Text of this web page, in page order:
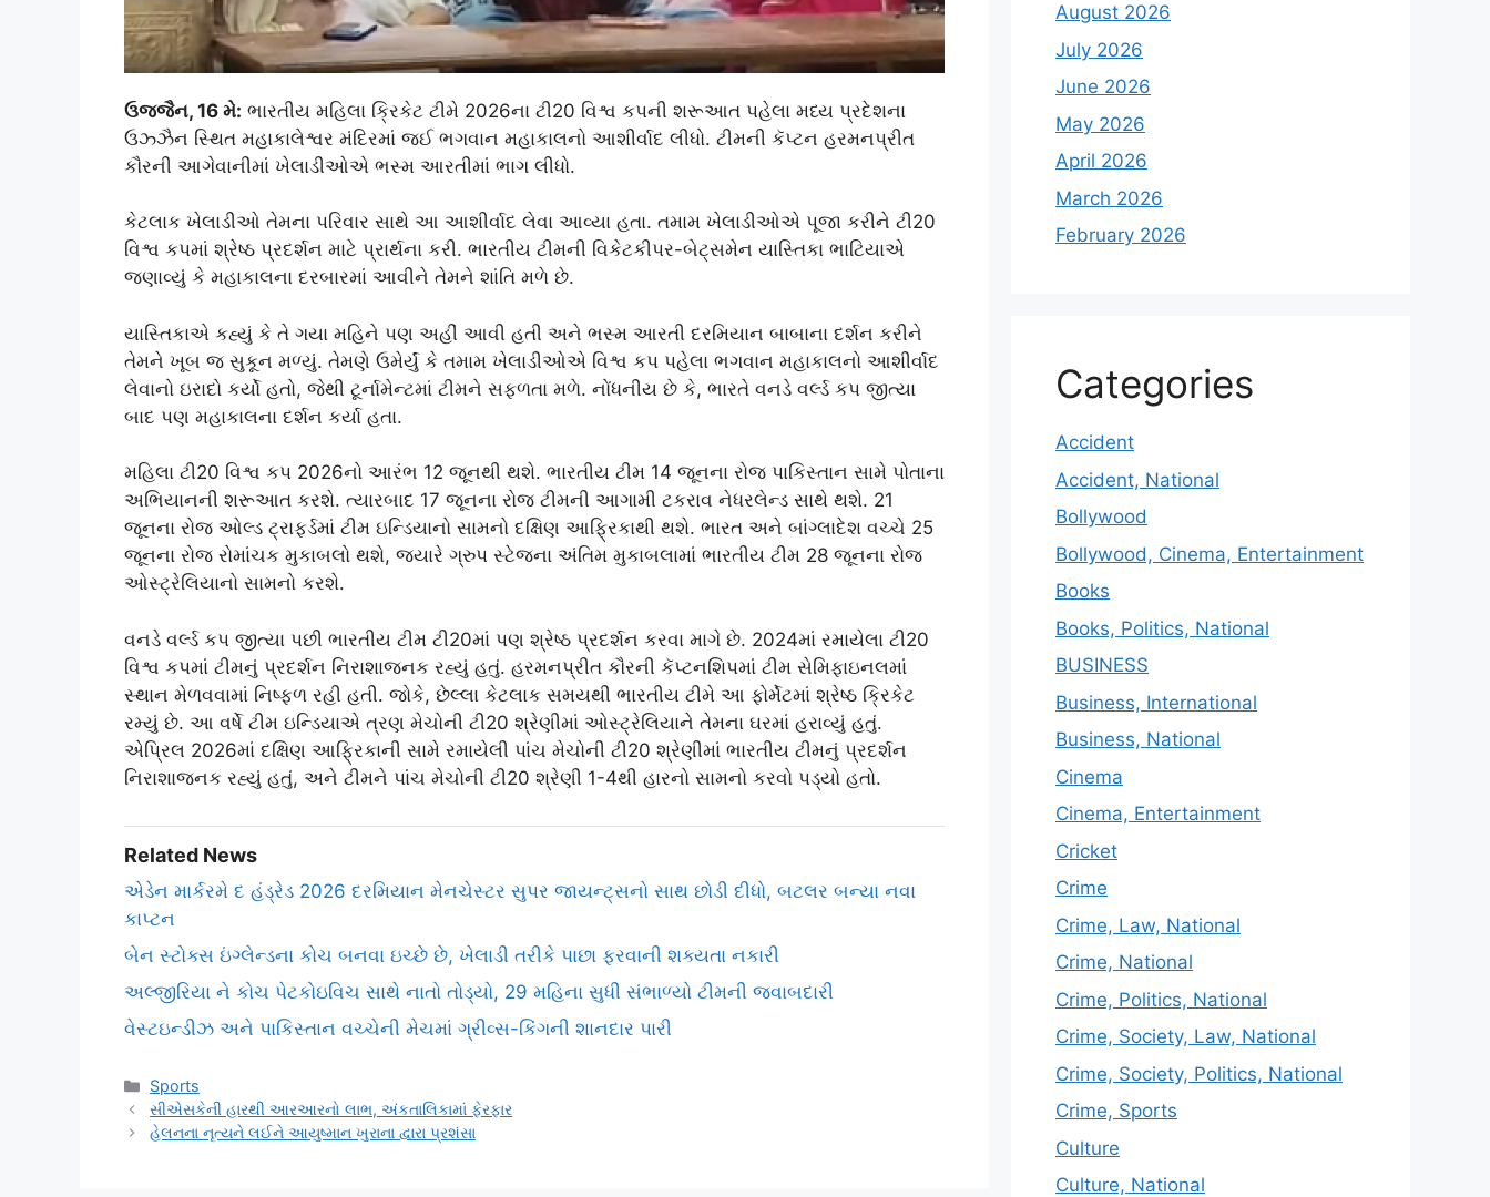
ઉજ્જૈન, 16 મે: ભારતીય મહિલા ક્રિકેટ ટીમે 2026ના ટી20 વિશ્વ કપની શરૂઆત પહેલા મધ્ય પ્રદેશના
ઉઝ્ઝૈન સ્થિત મહાકાલેશ્વર મંદિરમાં જઈ ભગવાન મહાકાલનો આશીર્વાદ લીધો. ટીમની કૅપ્ટન હરમનપ્રીત
કૌરની આગેવાનીમાં ખેલાડીઓએ ભસ્મ આરતીમાં ભાગ લીધો.
કેટલાક ખેલાડીઓ તેમના પરિવાર સાથે આ આશીર્વાદ લેવા આવ્યા હતા. તમામ ખેલાડીઓએ પૂજા કરીને ટી20
વિશ્વ કપમાં શ્રેષ્ઠ પ્રદર્શન માટે પ્રાર્થના કરી. ભારતીય ટીમની વિકેટકીપર-બેટ્સમેન યાસ્તિકા ભાટિયાએ
જણાવ્યું કે મહાકાલના દરબારમાં આવીને તેમને શાંતિ મળે છે.
યાસ્તિકાએ કહ્યું કે તે ગયા મહિને પણ અહીં આવી હતી અને ભસ્મ આરતી દરમિયાન બાબાના દર્શન કરીને
તેમને ખૂબ જ સુકૂન મળ્યું. તેમણે ઉમેર્યું કે તમામ ખેલાડીઓએ વિશ્વ કપ પહેલા ભગવાન મહાકાલનો આશીર્વાદ
લેવાનો ઇરાદો કર્યો હતો, જેથી ટૂર્નામેન્ટમાં ટીમને સફળતા મળે. નોંધનીય છે કે, ભારતે વનડે વર્લ્ડ કપ જીત્યા
બાદ પણ મહાકાલના દર્શન કર્યા હતા.
મહિલા ટી20 વિશ્વ કપ 2026નો આરંભ 12 જૂનથી થશે. ભારતીય ટીમ 14 જૂનના રોજ પાકિસ્તાન સામે પોતાના
અભિયાનની શરૂઆત કરશે. ત્યારબાદ 17 જૂનના રોજ ટીમની આગામી ટકરાવ નેધરલેન્ડ સાથે થશે. 21
જૂનના રોજ ઓલ્ડ ટ્રાફર્ડમાં ટીમ ઇન્ડિયાનો સામનો દક્ષિણ આફ્રિકાથી થશે. ભારત અને બાંગ્લાદેશ વચ્ચે 25
જૂનના રોજ રોમાંચક મુકાબલો થશે, જ્યારે ગ્રુપ સ્ટેજના અંતિમ મુકાબલામાં ભારતીય ટીમ 28 જૂનના રોજ
ઓસ્ટ્રેલિયાનો સામનો કરશે.
વનડે વર્લ્ડ કપ જીત્યા પછી ભારતીય ટીમ ટી20માં પણ શ્રેષ્ઠ પ્રદર્શન કરવા માગે છે. 2024માં રમાયેલા ટી20
વિશ્વ કપમાં ટીમનું પ્રદર્શન નિરાશાજનક રહ્યું હતું. હરમનપ્રીત કૌરની કૅપ્ટનશિપમાં ટીમ સેમિફાઇનલમાં
સ્થાન મેળવવામાં નિષ્ફળ રહી હતી. જોકે, છેલ્લા કેટલાક સમયથી ભારતીય ટીમે આ ફોર્મેટમાં શ્રેષ્ઠ ક્રિકેટ
રમ્યું છે. આ વર્ષે ટીમ ઇન્ડિયાએ ત્રણ મેચોની ટી20 શ્રેણીમાં ઓસ્ટ્રેલિયાને તેમના ઘરમાં હરાવ્યું હતું.
એપ્રિલ 2026માં દક્ષિણ આફ્રિકાની સામે રમાયેલી પાંચ મેચોની ટી20 શ્રેણીમાં ભારતીય ટીમનું પ્રદર્શન
નિરાશાજનક રહ્યું હતું, અને ટીમને પાંચ મેચોની ટી20 શ્રેણી 1-4થી હારનો સામનો કરવો પડ્યો હતો.
Related News
એડેન માર્કરમે દ હંડ્રેડ 2026 દરમિયાન મેનચેસ્ટર સુપર જાયન્ટ્સનો સાથ છોડી દીધો, બટલર બન્યા નવા
કાપ્ટન
બેન સ્ટોક્સ ઇંગ્લેન્ડના કોચ બનવા ઇચ્છે છે, ખેલાડી તરીકે પાછા ફરવાની શક્યતા નકારી
અલ્જીરિયા ને કોચ પેટકોઇવિચ સાથે નાતો તોડ્યો, 29 મહિના સુધી સંભાળ્યો ટીમની જવાબદારી
વેસ્ટઇન્ડીઝ અને પાકિસ્તાન વચ્ચેની મેચમાં ગ્રીવ્સ-કિંગની શાનદાર પારી
Categories
Sports
સીએસકેની હારથી આરઆરનો લાભ, અંકતાલિકામાં ફેરફાર
હેલનના નૃત્યને લઈને આયુષ્માન ખુરાના દ્વારા પ્રશંસા
August 2026
July 2026
June 2026
May 2026
April 2026
March 2026
February 2026
Categories
Accident
Accident, National
Bollywood
Bollywood, Cinema, Entertainment
Books
Books, Politics, National
BUSINESS
Business, International
Business, National
Cinema
Cinema, Entertainment
Cricket
Crime
Crime, Law, National
Crime, National
Crime, Politics, National
Crime, Society, Law, National
Crime, Society, Politics, National
Crime, Sports
Culture
Culture, National